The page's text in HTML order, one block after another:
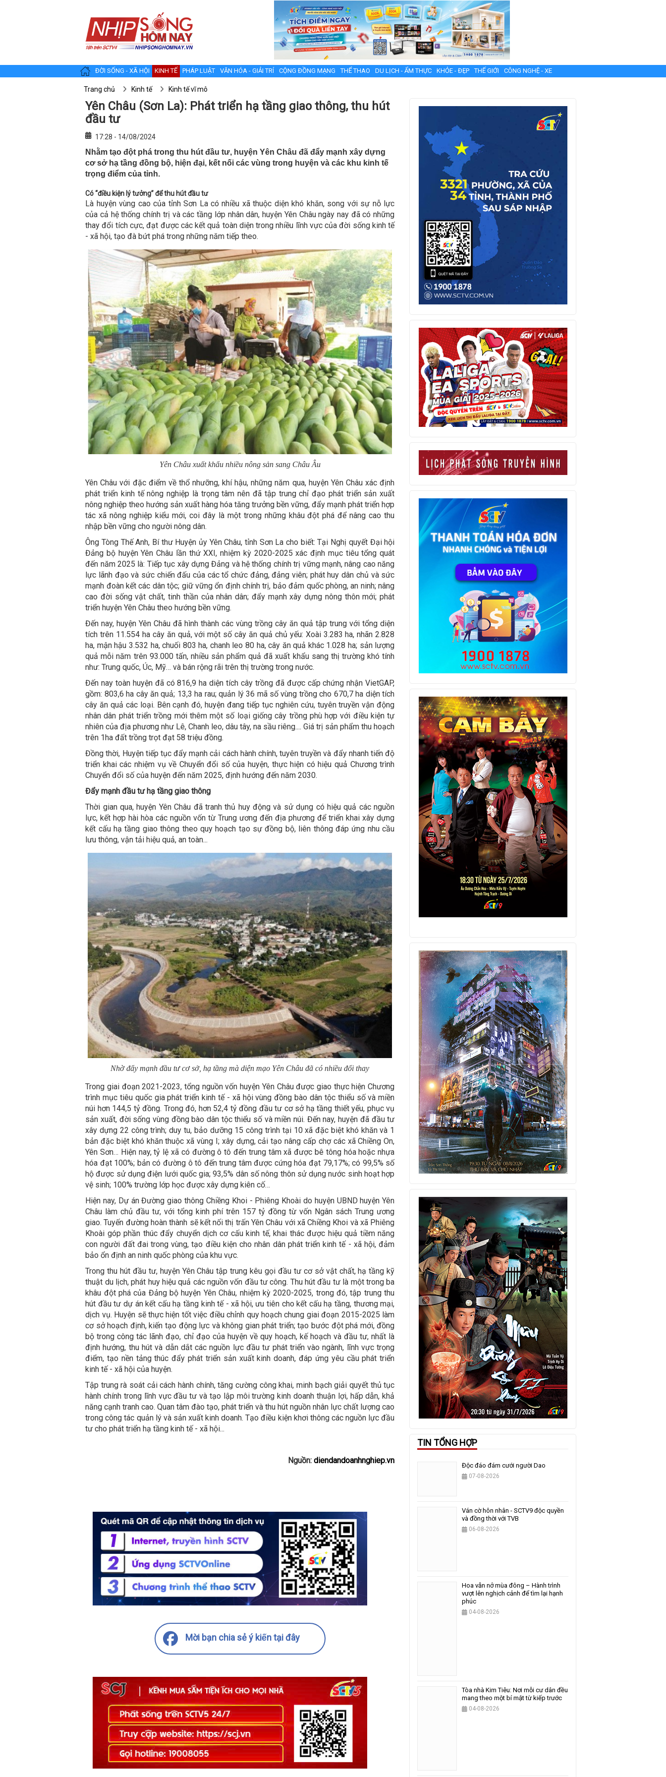
ĐỜI SỐNG - XÃ HỘI KINH TẾ PHÁP LUẬT VĂN HÓA - GIẢI TRÍ CỘNG ĐỒNG MẠNG THỂ THAO DU LỊCH - ẨM THỰC KHỎE - ĐẸP THẾ GIỚI CÔNG NGHỆ - XE
Trang chủ Kinh tế Kinh tế vĩ mô
Yên Châu (Sơn La): Phát triển hạ tầng giao thông, thu hút
đầu tư
17:28 - 14/08/2024
Nhằm tạo đột phá trong thu hút đầu tư, huyện Yên Châu đã đẩy mạnh xây dựng
cơ sở hạ tầng đồng bộ, hiện đại, kết nối các vùng trong huyện và các khu kinh tế
trọng điểm của tỉnh.
Có “điều kiện lý tưởng” để thu hút đầu tư
Là huyện vùng cao của tỉnh Sơn La có nhiều xã thuộc diện khó khăn, song với sự nỗ lực
của cả hệ thống chính trị và các tầng lớp nhân dân, huyện Yên Châu ngày nay đã có những
thay đổi tích cực, đạt được các kết quả toàn diện trong nhiều lĩnh vực của đời sống kinh tế
- xã hội, tạo đà bứt phá trong những năm tiếp theo.
Yên Châu xuất khẩu nhiều nông sản sang Châu Âu
Yên Châu với đặc điểm về thổ nhưỡng, khí hậu, những năm qua, huyện Yên Châu xác định
phát triển kinh tế nông nghiệp là trọng tâm nên đã tập trung chỉ đạo phát triển sản xuất
nông nghiệp theo hướng sản xuất hàng hóa tăng trưởng bền vững, đẩy mạnh phát triển hợp
tác xã nông nghiệp kiểu mới, coi đây là một trong những khâu đột phá để nâng cao thu
nhập bền vững cho người nông dân.
Ông Tòng Thế Anh, Bí thư Huyện ủy Yên Châu, tỉnh Sơn La cho biết: Tại Nghị quyết Đại hội
Đảng bộ huyện Yên Châu lần thứ XXI, nhiệm kỳ 2020-2025 xác định mục tiêu tổng quát
đến năm 2025 là: Tiếp tục xây dựng Đảng và hệ thống chính trị vững mạnh, nâng cao năng
lực lãnh đạo và sức chiến đấu của các tổ chức đảng, đảng viên; phát huy dân chủ và sức
mạnh đoàn kết các dân tộc; giữ vững ổn định chính trị, bảo đảm quốc phòng, an ninh; nâng
cao đời sống vật chất, tinh thần của nhân dân; đẩy mạnh xây dựng nông thôn mới; phát
triển huyện Yên Châu theo hướng bền vững.
Đến nay, huyện Yên Châu đã hình thành các vùng trồng cây ăn quả tập trung với tổng diện
tích trên 11.554 ha cây ăn quả, với một số cây ăn quả chủ yếu: Xoài 3.283 ha, nhãn 2.828
ha, mận hậu 3.532 ha, chuối 803 ha, chanh leo 80 ha, cây ăn quả khác 1.028 ha; sản lượng
quả mỗi năm trên 93.000 tấn, nhiều sản phẩm quả đã xuất khẩu sang thị trường khó tính
như: Trung quốc, Úc, Mỹ… và bán rộng rãi trên thị trường trong nước.
Đến nay toàn huyện đã có 816,9 ha diện tích cây trồng đã được cấp chứng nhận VietGAP,
gồm: 803,6 ha cây ăn quả; 13,3 ha rau; quản lý 36 mã số vùng trồng cho 670,7 ha diện tích
cây ăn quả các loại. Bên cạnh đó, huyện đang tiếp tục nghiên cứu, tuyên truyền vận động
nhân dân phát triển trồng mới thêm một số loại giống cây trồng phù hợp với điều kiện tự
nhiên của địa phương như Lê, Chanh leo, dâu tây, na sầu riêng.... Giá trị sản phẩm thu hoạch
trên 1ha đất trồng trọt đạt 58 triệu đồng.
Đồng thời, Huyện tiếp tục đẩy mạnh cải cách hành chính, tuyên truyền và đẩy nhanh tiến độ
triển khai các nhiệm vụ về Chuyển đổi số của huyện, thực hiện có hiệu quả Chương trình
Chuyển đổi số của huyện đến năm 2025, định hướng đến năm 2030.
Đẩy mạnh đầu tư hạ tầng giao thông
Thời gian qua, huyện Yên Châu đã tranh thủ huy động và sử dụng có hiệu quả các nguồn
lực, kết hợp hài hòa các nguồn vốn từ Trung ương đến địa phương để triển khai xây dựng
kết cấu hạ tầng giao thông theo quy hoạch tạo sự đồng bộ, liên thông đáp ứng nhu cầu
lưu thông, vận tải hiệu quả, an toàn...
Nhờ đẩy mạnh đầu tư cơ sở, hạ tầng mà diện mạo Yên Châu đã có nhiều đổi thay
Trong giai đoạn 2021-2023, tổng nguồn vốn huyện Yên Châu được giao thực hiện Chương
trình mục tiêu quốc gia phát triển kinh tế - xã hội vùng đồng bào dân tộc thiểu số và miền
núi hơn 144,5 tỷ đồng. Trong đó, hơn 52,4 tỷ đồng đầu tư cơ sở hạ tầng thiết yếu, phục vụ
sản xuất, đời sống vùng đồng bào dân tộc thiểu số và miền núi. Đến nay, huyện đã đầu tư
xây dựng 22 công trình; duy tu, bảo dưỡng 15 công trình tại 10 xã đặc biệt khó khăn và 1
bản đặc biệt khó khăn thuộc xã vùng I; xây dựng, cải tạo nâng cấp chợ các xã Chiềng On,
Yên Sơn… Hiện nay, tỷ lệ xã có đường ô tô đến trung tâm xã được bê tông hóa hoặc nhựa
hóa đạt 100%; bản có đường ô tô đến trung tâm được cứng hóa đạt 79,17%; có 99,5% số
hộ được sử dụng điện lưới quốc gia; 93,5% dân số nông thôn sử dụng nước sinh hoạt hợp
vệ sinh; 100% trường lớp học được xây dựng kiên cố…
Hiện nay, Dự án Đường giao thông Chiềng Khoi - Phiêng Khoài do huyện UBND huyện Yên
Châu làm chủ đầu tư, với tổng kinh phí trên 157 tỷ đồng từ vốn Ngân sách Trung ương
giao. Tuyến đường hoàn thành sẽ kết nối thị trấn Yên Châu với xã Chiềng Khoi và xã Phiêng
Khoài góp phần thúc đẩy chuyển dịch cơ cấu kinh tế, khai thác được hiệu quả tiềm năng
con người đất đai trong vùng, tạo điều kiện cho nhân dân phát triển kinh tế - xã hội, đảm
bảo ổn định an ninh quốc phòng của khu vực.
Trong thu hút đầu tư, huyện Yên Châu tập trung kêu gọi đầu tư cơ sở vật chất, hạ tầng kỹ
thuật du lịch, phát huy hiệu quả các nguồn vốn đầu tư công. Thu hút đầu tư là một trong ba
khâu đột phá của Đảng bộ huyện Yên Châu, nhiệm kỳ 2020-2025, trong đó, tập trung thu
hút đầu tư dự án kết cấu hạ tầng kinh tế - xã hội, ưu tiên cho kết cấu hạ tầng, thương mại,
dịch vụ. Huyện sẽ thực hiện tốt việc điều chỉnh quy hoạch chung giai đoạn 2015-2025 làm
cơ sở hoạch định, kiến tạo động lực và không gian phát triển; tạo bước đột phá mới, đồng
bộ trong công tác lãnh đạo, chỉ đạo của huyện về quy hoạch, kế hoạch và đầu tư, nhất là
định hướng, thu hút và dẫn dắt các nguồn lực đầu tư phát triển vào ngành, lĩnh vực trọng
điểm, tạo nền tảng thúc đẩy phát triển sản xuất kinh doanh, đáp ứng yêu cầu phát triển
kinh tế - xã hội của huyện.
Tập trung rà soát cải cách hành chính, tăng cường công khai, minh bạch giải quyết thủ tục
hành chính trong lĩnh vực đầu tư và tạo lập môi trường kinh doanh thuận lợi, hấp dẫn, khả
năng cạnh tranh cao. Quan tâm đào tạo, phát triển và thu hút nguồn nhân lực chất lượng cao
trong công tác quản lý và sản xuất kinh doanh. Tạo điều kiện khơi thông các nguồn lực đầu
tư cho phát triển hạ tầng kinh tế - xã hội...
Nguồn:diendandoanhnghiep.vn
Mời bạn chia sẻ ý kiến tại đây
TIN TỔNG HỢP
Độc đáo đám cưới người Dao
07-08-2026
Ván cờ hôn nhân - SCTV9 độc quyền
và đồng thời với TVB
06-08-2026
Hoa vẫn nở mùa đông – Hành trình
vượt lên nghịch cảnh để tìm lại hạnh
phúc
04-08-2026
Tòa nhà Kim Tiêu: Nơi mỗi cư dân đều
mang theo một bí mật từ kiếp trước
04-08-2026